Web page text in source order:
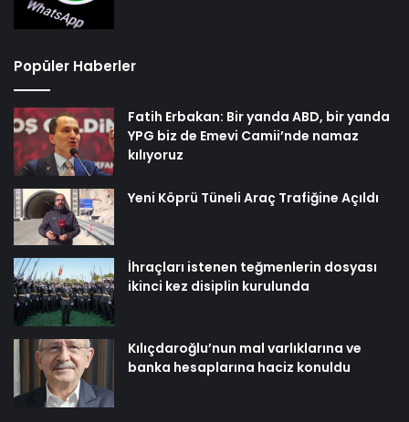
Popüler Haberler
Fatih Erbakan: Bir yanda ABD, bir yanda
YPG biz de Emevi Camii’nde namaz
kılıyoruz
Yeni Köprü Tüneli Araç Trafiğine Açıldı
İhraçları istenen teğmenlerin dosyası
ikinci kez disiplin kurulunda
Kılıçdaroğlu’nun mal varlıklarına ve
banka hesaplarına haciz konuldu